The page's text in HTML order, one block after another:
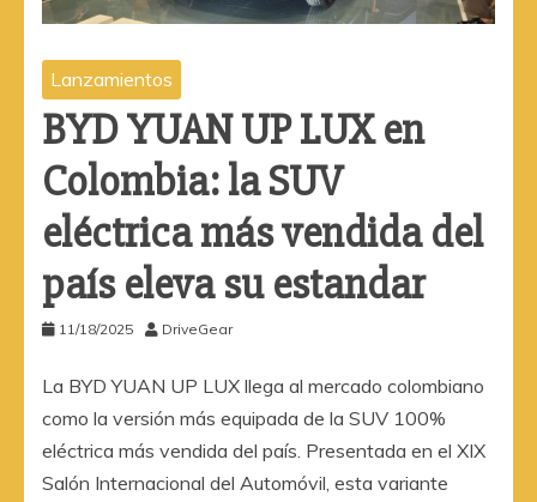
Lanzamientos
BYD YUAN UP LUX en
Colombia: la SUV
eléctrica más vendida del
país eleva su estandar
11/18/2025 DriveGear
La BYD YUAN UP LUX llega al mercado colombiano
como la versión más equipada de la SUV 100%
eléctrica más vendida del país. Presentada en el XIX
Salón Internacional del Automóvil, esta variante